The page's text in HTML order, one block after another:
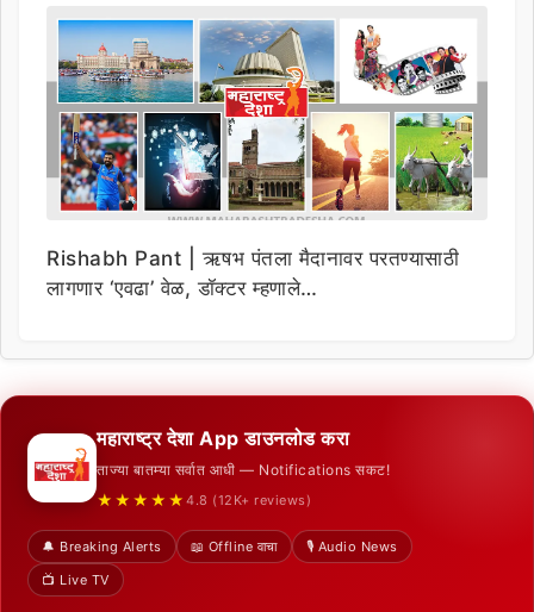
Rishabh Pant | ऋषभ पंतला मैदानावर परतण्यासाठी
लागणार ‘एवढा’ वेळ, डॉक्टर म्हणाले…
महाराष्ट्र देशा App डाउनलोड करा
ताज्या बातम्या सर्वात आधी — Notifications सकट!
★★★★★ 4.8 (12K+ reviews)
🔔 Breaking Alerts 📖 Offline वाचा
🎙️ Audio News
📺 Live TV